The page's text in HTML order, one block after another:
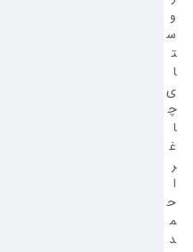
و
س
ت
ا
ی
چ
ا
غ
ر
ا
ح
م
د